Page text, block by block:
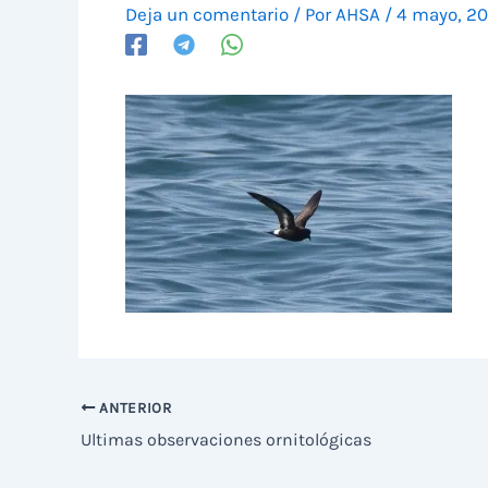
Deja un comentario / Por AHSA / 4 mayo,
ANTERIOR
Ultimas observaciones ornitológicas